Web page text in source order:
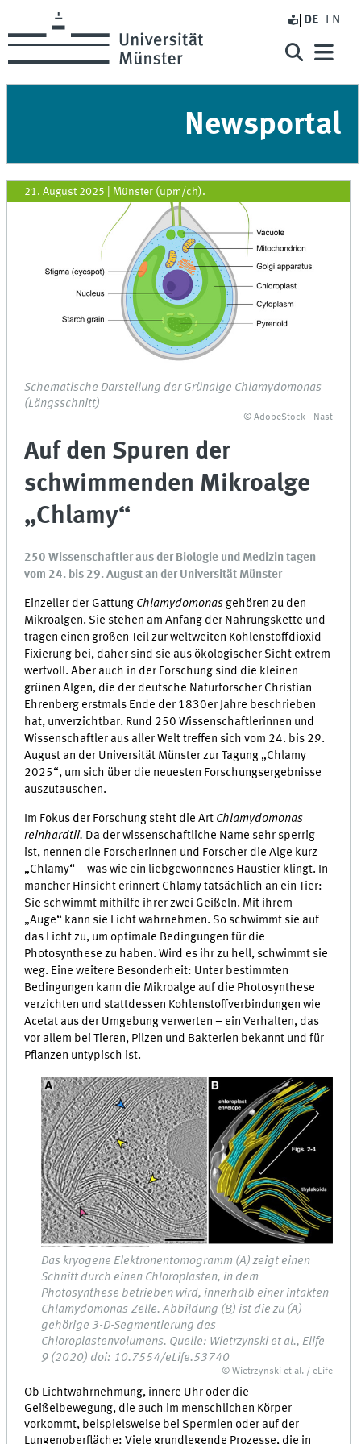
DE EN
Newsportal
21. August 2025 Münster (upm/ch).
Schematische Darstellung der Grünalge Chlamydomonas
(Längsschnitt)
© AdobeStock - Nast
Auf den Spuren der
schwimmenden Mikroalge
„Chlamy“
250 Wissenschaftler aus der Biologie und Medizin tagen
vom 24. bis 29. August an der Universität Münster
Einzeller der Gattung Chlamydomonas gehören zu den
Mikroalgen. Sie stehen am Anfang der Nahrungskette und
tragen einen großen Teil zur weltweiten Kohlenstoffdioxid-
Fixierung bei, daher sind sie aus ökologischer Sicht extrem
wertvoll. Aber auch in der Forschung sind die kleinen
grünen Algen, die der deutsche Naturforscher Christian
Ehrenberg erstmals Ende der 1830er Jahre beschrieben
hat, unverzichtbar. Rund 250 Wissenschaftlerinnen und
Wissenschaftler aus aller Welt treffen sich vom 24. bis 29.
August an der Universität Münster zur Tagung „Chlamy
2025“, um sich über die neuesten Forschungsergebnisse
auszutauschen.
Im Fokus der Forschung steht die Art Chlamydomonas
reinhardtii. Da der wissenschaftliche Name sehr sperrig
ist, nennen die Forscherinnen und Forscher die Alge kurz
„Chlamy“ – was wie ein liebgewonnenes Haustier klingt. In
mancher Hinsicht erinnert Chlamy tatsächlich an ein Tier:
Sie schwimmt mithilfe ihrer zwei Geißeln. Mit ihrem
„Auge“ kann sie Licht wahrnehmen. So schwimmt sie auf
das Licht zu, um optimale Bedingungen für die
Photosynthese zu haben. Wird es ihr zu hell, schwimmt sie
weg. Eine weitere Besonderheit: Unter bestimmten
Bedingungen kann die Mikroalge auf die Photosynthese
verzichten und stattdessen Kohlenstoffverbindungen wie
Acetat aus der Umgebung verwerten – ein Verhalten, das
vor allem bei Tieren, Pilzen und Bakterien bekannt und für
Pflanzen untypisch ist.
Das kryogene Elektronentomogramm (A) zeigt einen
Schnitt durch einen Chloroplasten, in dem
Photosynthese betrieben wird, innerhalb einer intakten
Chlamydomonas-Zelle. Abbildung (B) ist die zu (A)
gehörige 3-D-Segmentierung des
Chloroplastenvolumens. Quelle: Wietrzynski et al., Elife
9 (2020) doi: 10.7554/eLife.53740
© Wietrzynski et al. / eLife
Ob Lichtwahrnehmung, innere Uhr oder die
Geißelbewegung, die auch im menschlichen Körper
vorkommt, beispielsweise bei Spermien oder auf der
Lungenoberfläche: Viele grundlegende Prozesse, die in